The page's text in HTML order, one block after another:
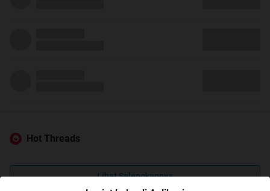
Hot Threads
Lihat Selengkapnya